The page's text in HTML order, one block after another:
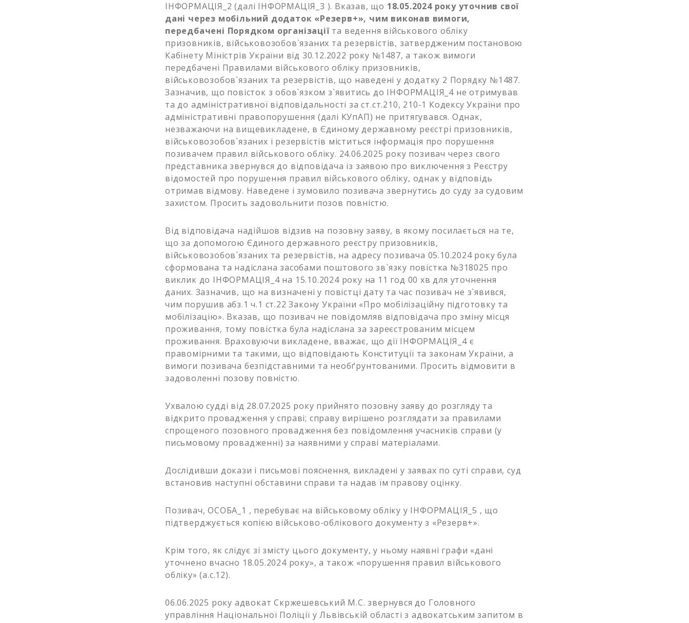
ІНФОРМАЦІЯ_2 (далі ІНФОРМАЦІЯ_3 ). Вказав, що 18.05.2024 року уточнив свої
дані через мобільний додаток «Резерв+», чим виконав вимоги,
передбачені Порядком організаціїта ведення військового обліку
призовників, військовозобов`язаних та резервістів, затвердженим постановою
Кабінету Міністрів України від 30.12.2022 року №1487, а також вимоги
передбачені Правилами військового обліку призовників,
військовозобов`язаних та резервістів, що наведені у додатку 2 Порядку №1487.
Зазначив, що повісток з обов`язком з`явитись до ІНФОРМАЦІЯ_4 не отримував
та до адміністративної відповідальності за ст.ст.210, 210-1 Кодексу України про
адміністративні правопорушення (далі КУпАП) не притягувався. Однак,
незважаючи на вищевикладене, в Єдиному державному реєстрі призовників,
військовозобов`язаних і резервістів міститься інформація про порушення
позивачем правил військового обліку. 24.06.2025 року позивач через свого
представника звернувся до відповідача із заявою про виключення з Реєстру
відомостей про порушення правил військового обліку, однак у відповідь
отримав відмову. Наведене і зумовило позивача звернутись до суду за судовим
захистом. Просить задовольнити позов повністю.
Від відповідача надійшов відзив на позовну заяву, в якому посилається на те,
що за допомогою Єдиного державного реєстру призовників,
військовозобов`язаних та резервістів, на адресу позивача 05.10.2024 року була
сформована та надіслана засобами поштового зв`язку повістка №318025 про
виклик до ІНФОРМАЦІЯ_4 на 15.10.2024 року на 11 год 00 хв для уточнення
даних. Зазначив, що на визначені у повістці дату та час позивач не з`явився,
чим порушив абз.1 ч.1 ст.22 Закону України «Про мобілізаційну підготовку та
мобілізацію». Вказав, що позивач не повідомляв відповідача про зміну місця
проживання, тому повістка була надіслана за зареєстрованим місцем
проживання. Враховуючи викладене, вважає, що дії ІНФОРМАЦІЯ_4 є
правомірними та такими, що відповідають Конституції та законам України, а
вимоги позивача безпідставними та необґрунтованими. Просить відмовити в
задоволенні позову повністю.
Ухвалою судді від 28.07.2025 року прийнято позовну заяву до розгляду та
відкрито провадження у справі; справу вирішено розглядати за правилами
спрощеного позовного провадження без повідомлення учасників справи (у
письмовому провадженні) за наявними у справі матеріалами.
Дослідивши докази і письмові пояснення, викладені у заявах по суті справи, суд
встановив наступні обставини справи та надав їм правову оцінку.
Позивач, ОСОБА_1 , перебуває на військовому обліку у ІНФОРМАЦІЯ_5 , що
підтверджується копією військово-облікового документу з «Резерв+».
Крім того, як слідує зі змісту цього документу, у ньому наявні графи «дані
уточнено вчасно 18.05.2024 року», а також «порушення правил військового
обліку» (а.с.12).
06.06.2025 року адвокат Скржешевський М.С. звернувся до Головного
управління Національної Поліції у Львівській області з адвокатським запитом в